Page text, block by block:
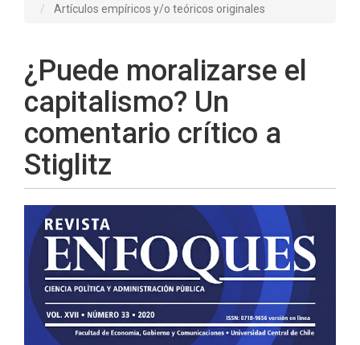
Artículos empíricos y/o teóricos originales
¿Puede moralizarse el
capitalismo? Un
comentario crítico a
Stiglitz
Barra
lateral
del
artículo